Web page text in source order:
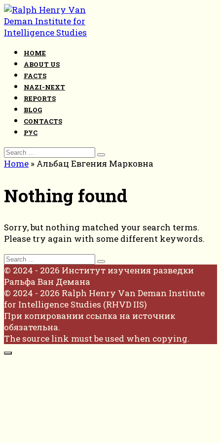
Skip
to
content
HOME
ABOUT US
FACTS
NAZI-NEXT
REPORTS
BLOG
CONTACTS
РУС
Search
for:
Home » Альбац Евгения Марковна
Nothing found
Sorry, but nothing matched your search terms.
Please try again with some different keywords.
Search
for:
© 2024 - 2026 Институт изучения разведки
Ральфа Ван Демана
© 2024 - 2026 Ralph Henry Van Deman Institute
for Intelligence Studies (RHVD IIS)
При копировании ссылка на источник
обязательна.
The source link must be used when copying.